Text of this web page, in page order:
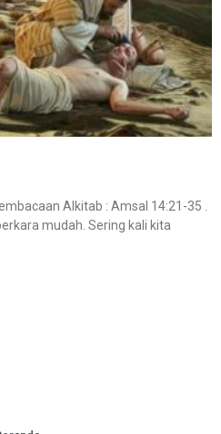
Alkitab : Amsal 14:21-35 .
mudah. Sering kali kita